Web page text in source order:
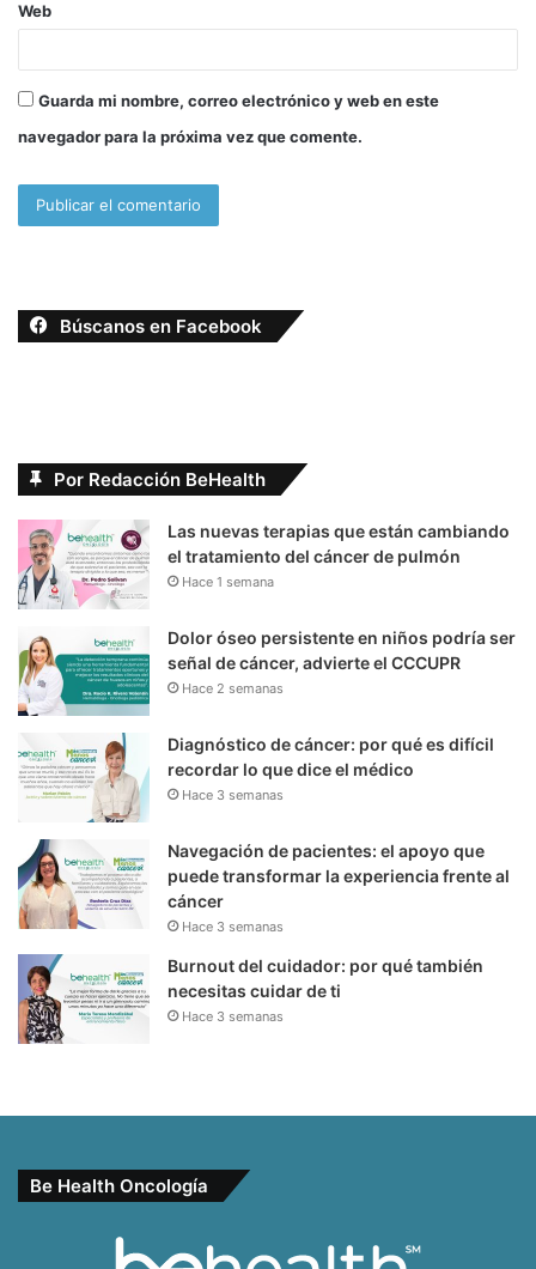
Web
Guarda mi nombre, correo electrónico y web en este
navegador para la próxima vez que comente.
Búscanos en Facebook
Por Redacción BeHealth
Las nuevas terapias que están cambiando
el tratamiento del cáncer de pulmón
Hace 1 semana
Dolor óseo persistente en niños podría ser
señal de cáncer, advierte el CCCUPR
Hace 2 semanas
Diagnóstico de cáncer: por qué es difícil
recordar lo que dice el médico
Hace 3 semanas
Navegación de pacientes: el apoyo que
puede transformar la experiencia frente al
cáncer
Hace 3 semanas
Burnout del cuidador: por qué también
necesitas cuidar de ti
Hace 3 semanas
Be Health Oncología